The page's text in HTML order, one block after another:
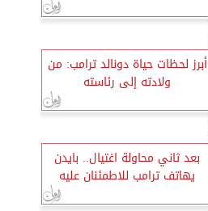
أبرز لحظات حياة دونالد ترامب: من
ولادته إلى رئاسته
بعد ثاني محاولة اغتيال.. بايدن
يهاتف ترامب للاطمئنان عليه